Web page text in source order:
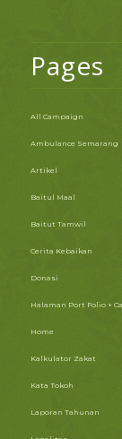
Pages
All Campaign
Ambulance Semarang
Artikel
Baitul Maal
Baitut Tamwil
Cerita Kebaikan
Donasi
Halaman Port Folio +
Home
Kalkulator Zakat
Kata Tokoh
Laporan Tahunan